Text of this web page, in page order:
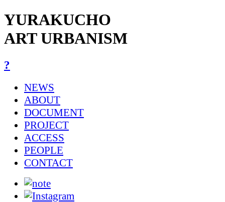
YURAKUCHO
ART URBANISM
?
NEWS
ABOUT
DOCUMENT
PROJECT
ACCESS
PEOPLE
CONTACT